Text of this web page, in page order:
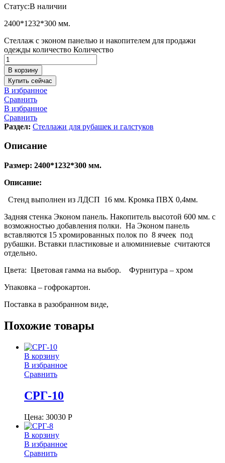
Статус:В наличии
2400*1232*300 мм.
Стеллаж с эконом панелью и накопителем для продажи
одежды количество Количество
В корзину
Купить сейчас
В избранное
Сравнить
В избранное
Сравнить
Раздел: Стеллажи для рубашек и галстуков
Описание
Размер: 2400*1232*300 мм.
Описание:
Стенд выполнен из ЛДСП 16 мм. Кромка ПВХ 0,4мм.
Задняя стенка Эконом панель. Накопитель высотой 600 мм. с
возможностью добавления полки. На Эконом панель
вставляются 15 хромированных полок по 8 ячеек под
рубашки. Вставки пластиковые и алюминиевые считаются
отдельно.
Цвета: Цветовая гамма на выбор. Фурнитура – хром
Упаковка – гофрокартон.
Поставка в разобранном виде,
Похожие товары
В корзину
В избранное
Сравнить
СРГ-10
Цена: 30030 Р
В корзину
В избранное
Сравнить